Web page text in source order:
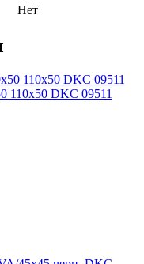
Нет
110х50 DKC 09511